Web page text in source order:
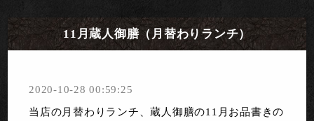
11月蔵人御膳（月替わりランチ）
2020-10-28 00:59:25
当店の月替わりランチ、蔵人御膳の11月お品書きの